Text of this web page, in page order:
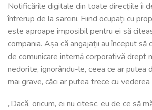
Notificările digitale din toate direcțiile îi
întrerup de la sarcini. Fiind ocupați cu
este aproape imposibil pentru ei să
compania. Așa că angajații au început să
de comunicare internă corporativă drept
nedorite, ignorându-le, ceea ce ar putea
mai grave, căci ar putea trece cu
„Dacă, oricum, ei nu citesc, eu de ce să